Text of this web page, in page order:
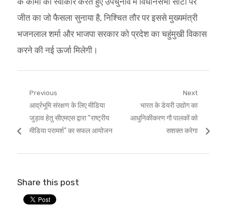
जीत का जो फैसला सुनाया है, निश्चित तौर पर इससे मुख्यमंत्री
भजनलाल शर्मा और भाजपा सरकार को प्रदेश का चहुंमुखी विकास
करने की नई ऊर्जा मिलेगी।
Post
navigation
Previous
Previous
post:
आर्द्रभूमि संरक्षण के लिए मीडिया
जुड़ाव हेतु सीएमएस द्वारा “राष्ट्रीय
मीडिया परामर्श” का सफल आयोजन
Next
Next
post:
भारत के डेयरी उद्योग का
आधुनिकीकरण गौ पालकों को
सशक्त करेगा
Share this post